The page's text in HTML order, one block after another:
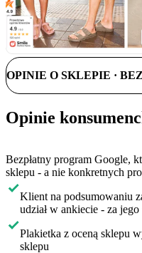
OPINIE O SKLEPIE ·
Opinie
Bezpłatny program Google,
sklepu - a nie konkretnych
Klient na podsumowaniu
udział w ankiecie - za jego
Plakietka z oceną sklepu
sklepu